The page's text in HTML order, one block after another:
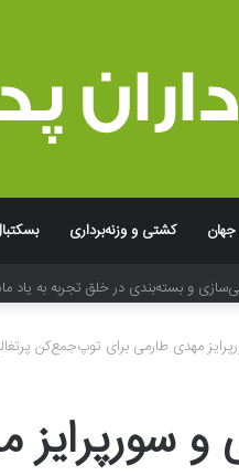
جهان کشتی و وزنه‌برداری
و بسته‌بندی در خلق تجربه به یاد
مهدی طارمی برای توپ‌جمع‌کن
سورپرایز